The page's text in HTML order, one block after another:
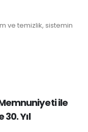
ve temizlik, sistemin
ile
Yıl